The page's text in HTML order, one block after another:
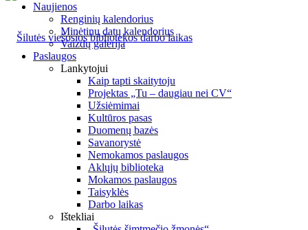
Naujienos
Renginių kalendorius
Minėtinų datų kalendorius
Vaizdų galerija
Paslaugos
Lankytojui
Kaip tapti skaitytoju
Projektas „Tu – daugiau nei CV“
Užsiėmimai
Kultūros pasas
Duomenų bazės
Savanorystė
Nemokamos paslaugos
Aklųjų biblioteka
Mokamos paslaugos
Taisyklės
Darbo laikas
Ištekliai